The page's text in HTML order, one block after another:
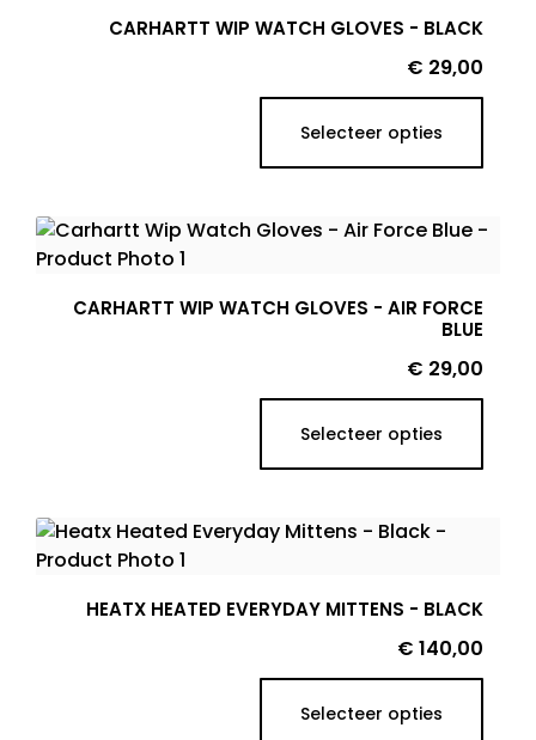
CARHARTT WIP WATCH GLOVES - BLACK
Prijs
€ 29,00
Selecteer opties
CARHARTT WIP WATCH GLOVES - AIR FORCE
BLUE
Prijs
€ 29,00
Selecteer opties
HEATX HEATED EVERYDAY MITTENS - BLACK
Prijs
€ 140,00
Selecteer opties